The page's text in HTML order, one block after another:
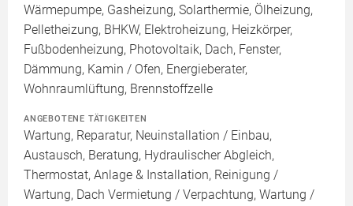
Wärmepumpe, Gasheizung, Solarthermie, Ölheizung,
Pelletheizung, BHKW, Elektroheizung, Heizkörper,
Fußbodenheizung, Photovoltaik, Dach, Fenster,
Dämmung, Kamin / Ofen, Energieberater,
Wohnraumlüftung, Brennstoffzelle
ANGEBOTENE TÄTIGKEITEN
Wartung, Reparatur, Neuinstallation / Einbau,
Austausch, Beratung, Hydraulischer Abgleich,
Thermostat, Anlage & Installation, Reinigung /
Wartung, Dach Vermietung / Verpachtung, Wartung /